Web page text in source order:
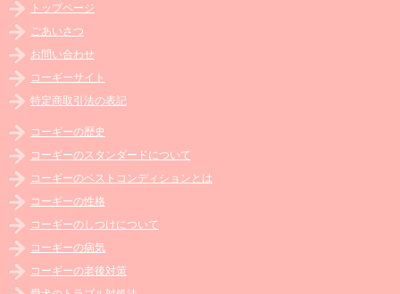
トップページ
ごあいさつ
お問い合わせ
コーギーサイト
特定商取引法の表記
コーギーの歴史
コーギーのスタンダードについて
コーギーのベストコンディションとは
コーギーの性格
コーギーのしつけについて
コーギーの病気
コーギーの老後対策